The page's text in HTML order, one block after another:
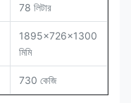
78 লিটার
1895×726×1300
মিমি
730 কেজি